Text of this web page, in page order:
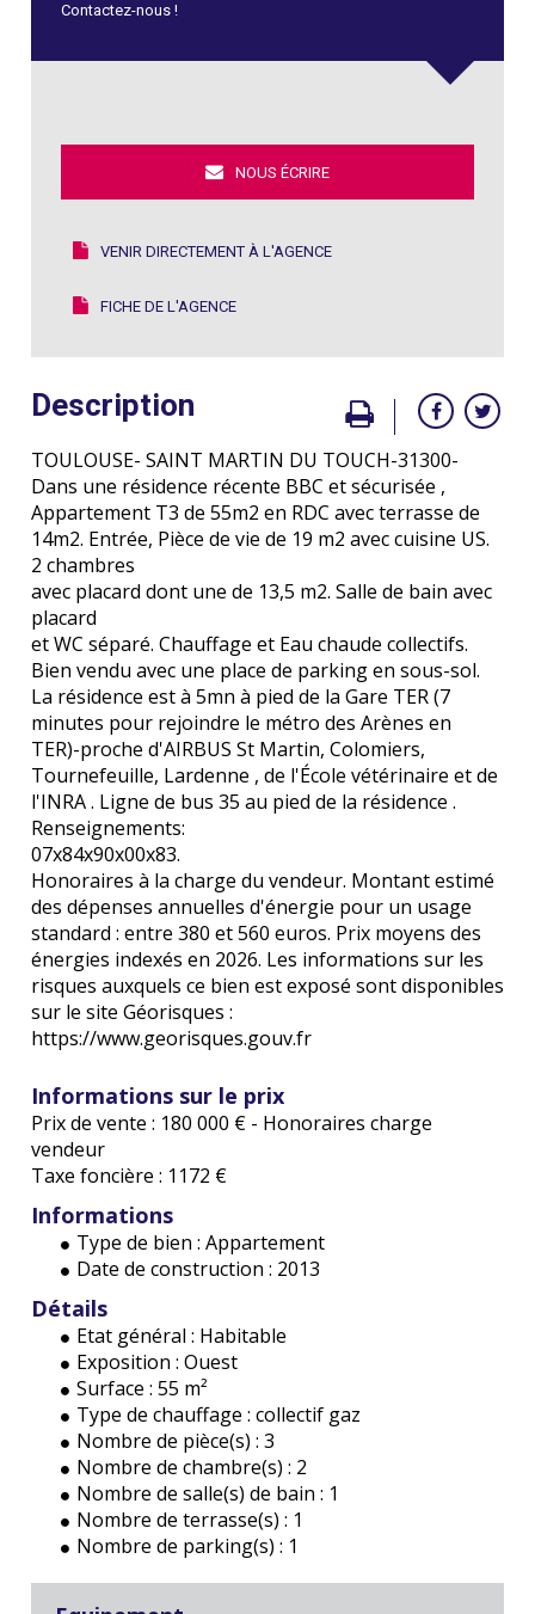
Contactez-nous !
NOUS ÉCRIRE
VENIR DIRECTEMENT À L'AGENCE
FICHE DE L'AGENCE
Description
TOULOUSE- SAINT MARTIN DU TOUCH-31300-
Dans une résidence récente BBC et sécurisée ,
Appartement T3 de 55m2 en RDC avec terrasse de
14m2. Entrée, Pièce de vie de 19 m2 avec cuisine US.
2 chambres
avec placard dont une de 13,5 m2. Salle de bain avec
placard
et WC séparé. Chauffage et Eau chaude collectifs.
Bien vendu avec une place de parking en sous-sol.
La résidence est à 5mn à pied de la Gare TER (7
minutes pour rejoindre le métro des Arènes en
TER)-proche d'AIRBUS St Martin, Colomiers,
Tournefeuille, Lardenne , de l'École vétérinaire et de
l'INRA . Ligne de bus 35 au pied de la résidence .
Renseignements:
07x84x90x00x83.
Honoraires à la charge du vendeur. Montant estimé
des dépenses annuelles d'énergie pour un usage
standard : entre 380 et 560 euros. Prix moyens des
énergies indexés en 2026. Les informations sur les
risques auxquels ce bien est exposé sont disponibles
sur le site Géorisques :
https://www.georisques.gouv.fr
Informations sur le prix
Prix de vente : 180 000 € - Honoraires charge
vendeur
Taxe foncière : 1172 €
Informations
Type de bien : Appartement
Date de construction : 2013
Détails
Etat général : Habitable
Exposition : Ouest
Surface : 55 m²
Type de chauffage : collectif gaz
Nombre de pièce(s) : 3
Nombre de chambre(s) : 2
Nombre de salle(s) de bain : 1
Nombre de terrasse(s) : 1
Nombre de parking(s) : 1